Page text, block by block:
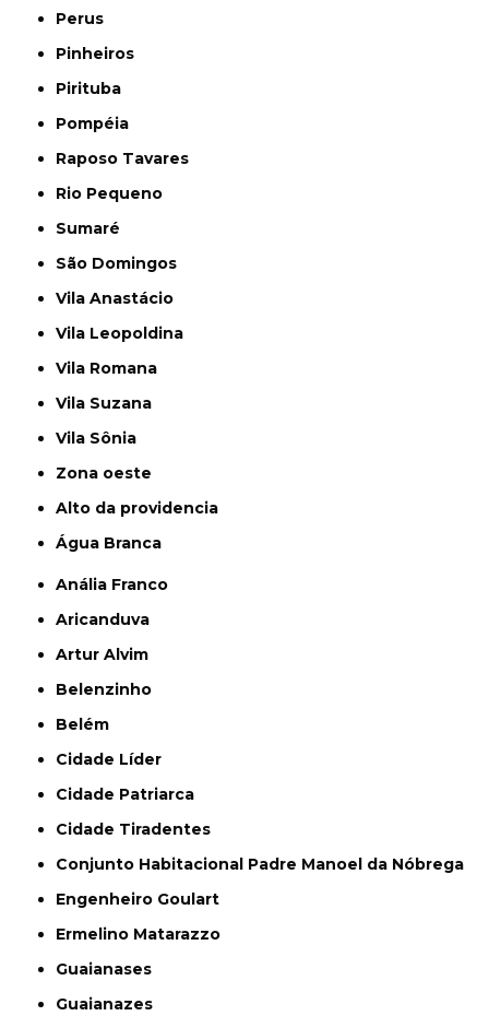
Perus
Pinheiros
Pirituba
Pompéia
Raposo Tavares
Rio Pequeno
Sumaré
São Domingos
Vila Anastácio
Vila Leopoldina
Vila Romana
Vila Suzana
Vila Sônia
Zona oeste
alto da providencia
Água Branca
Anália Franco
Aricanduva
Artur Alvim
Belenzinho
Belém
Cidade Líder
Cidade Patriarca
Cidade Tiradentes
Conjunto Habitacional Padre Manoel da Nóbrega
Engenheiro Goulart
Ermelino Matarazzo
Guaianases
Guaianazes